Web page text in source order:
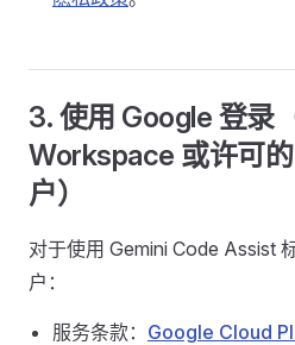
3. 使用 Google 登录
Workspace 或许可
户）
对于使用 Gemini Code Assist
户：
服务条款： Google Cloud